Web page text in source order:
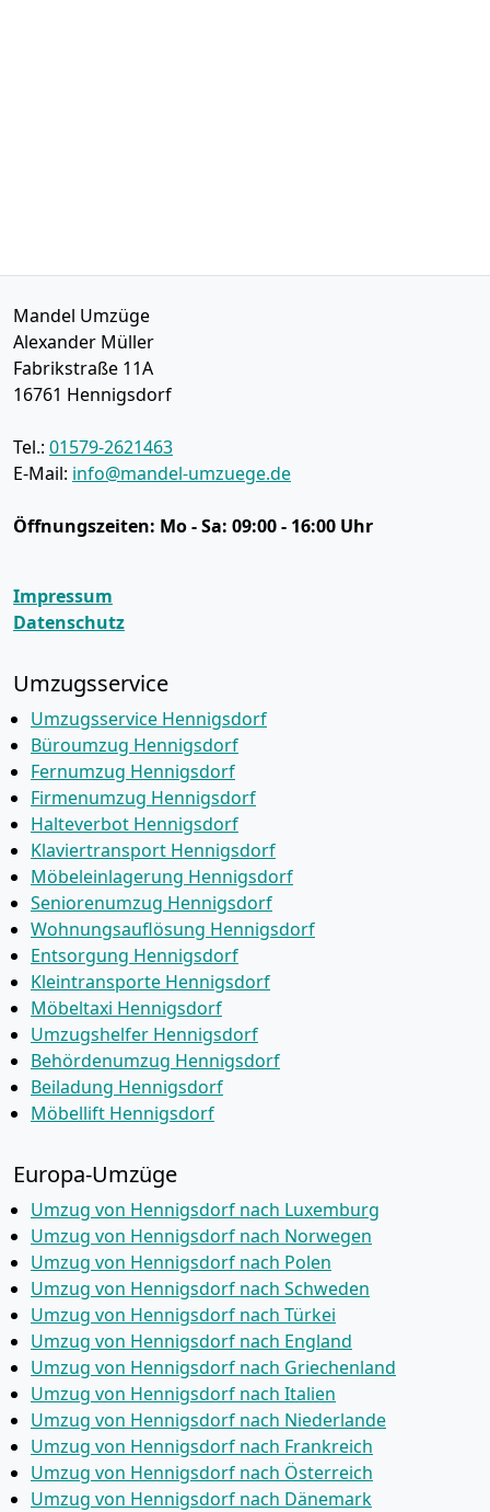
Mandel Umzüge
Alexander Müller
Fabrikstraße 11A
16761 Hennigsdorf
Tel.: 01579-2621463
E-Mail: info@mandel-umzuege.de
Öffnungszeiten: Mo - Sa: 09:00 - 16:00 Uhr
Impressum
Datenschutz
Umzugsservice
Umzugsservice Hennigsdorf
Büroumzug Hennigsdorf
Fernumzug Hennigsdorf
Firmenumzug Hennigsdorf
Halteverbot Hennigsdorf
Klaviertransport Hennigsdorf
Möbeleinlagerung Hennigsdorf
Seniorenumzug Hennigsdorf
Wohnungsauflösung Hennigsdorf
Entsorgung Hennigsdorf
Kleintransporte Hennigsdorf
Möbeltaxi Hennigsdorf
Umzugshelfer Hennigsdorf
Behördenumzug Hennigsdorf
Beiladung Hennigsdorf
Möbellift Hennigsdorf
Europa-Umzüge
Umzug von Hennigsdorf nach Luxemburg
Umzug von Hennigsdorf nach Norwegen
Umzug von Hennigsdorf nach Polen
Umzug von Hennigsdorf nach Schweden
Umzug von Hennigsdorf nach Türkei
Umzug von Hennigsdorf nach England
Umzug von Hennigsdorf nach Griechenland
Umzug von Hennigsdorf nach Italien
Umzug von Hennigsdorf nach Niederlande
Umzug von Hennigsdorf nach Frankreich
Umzug von Hennigsdorf nach Österreich
Umzug von Hennigsdorf nach Dänemark